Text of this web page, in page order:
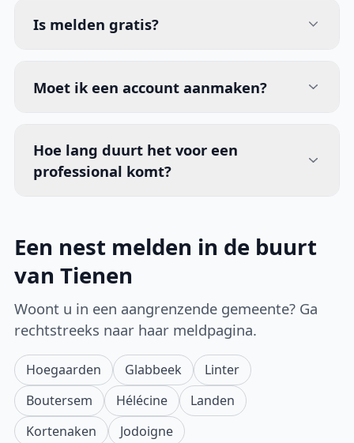
Is melden gratis?
Moet ik een account aanmaken?
Hoe lang duurt het voor een
professional komt?
Een nest melden in de buurt
van Tienen
Woont u in een aangrenzende gemeente? Ga
rechtstreeks naar haar meldpagina.
Hoegaarden Glabbeek
Linter
Boutersem
Hélécine
Landen
Kortenaken
Jodoigne